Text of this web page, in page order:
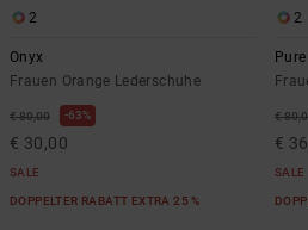
2
Onyx
Frauen Orange Lederschuhe
€ 80,00 63%
€ 30,00
SALE
DOPPELTER RABATT EXTRA 25 %
2
Pure
€
€
SALE